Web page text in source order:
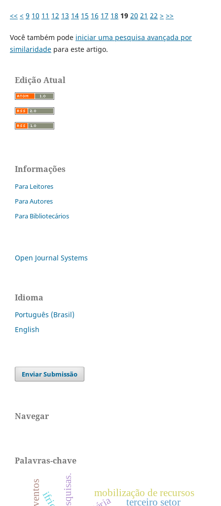
<< < 9 10 11 12 13 14 15 16 17 18 19 20 21 22 > >>
Você também pode iniciar uma pesquisa avançada por
similaridadepara este artigo.
Edição Atual
Informações
Para Leitores
Para Autores
Para Bibliotecários
Open Journal Systems
Idioma
Português (Brasil)
English
Enviar Submissão
Navegar
Palavras-chave
pesquisas. mobilização de recursos
terceiro setor